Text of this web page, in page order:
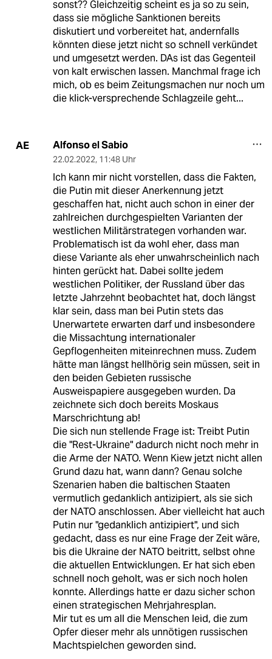
sonst?? Gleichzeitig scheint es ja so zu sein,
dass sie mögliche Sanktionen bereits
diskutiert und vorbereitet hat, andernfalls
könnten diese jetzt nicht so schnell verkündet
und umgesetzt werden. DAs ist das Gegenteil
von kalt erwischen lassen. Manchmal frage ich
mich, ob es beim Zeitungsmachen nur noch um
die klick-versprechende Schlagzeile geht...
AE Alfonso el Sabio
22.02.2022, 11:48 Uhr
Ich kann mir nicht vorstellen, dass die Fakten,
die Putin mit dieser Anerkennung jetzt
geschaffen hat, nicht auch schon in einer der
zahlreichen durchgespielten Varianten der
westlichen Militärstrategen vorhanden war.
Problematisch ist da wohl eher, dass man
diese Variante als eher unwahrscheinlich nach
hinten gerückt hat. Dabei sollte jedem
westlichen Politiker, der Russland über das
letzte Jahrzehnt beobachtet hat, doch längst
klar sein, dass man bei Putin stets das
Unerwartete erwarten darf und insbesondere
die Missachtung internationaler
Gepflogenheiten miteinrechnen muss. Zudem
hätte man längst hellhörig sein müssen, seit in
den beiden Gebieten russische
Ausweispapiere ausgegeben wurden. Da
zeichnete sich doch bereits Moskaus
Marschrichtung ab!
Die sich nun stellende Frage ist: Treibt Putin
die "Rest-Ukraine" dadurch nicht noch mehr in
die Arme der NATO. Wenn Kiew jetzt nicht allen
Grund dazu hat, wann dann? Genau solche
Szenarien haben die baltischen Staaten
vermutlich gedanklich antizipiert, als sie sich
der NATO anschlossen. Aber vielleicht hat auch
Putin nur "gedanklich antizipiert", und sich
gedacht, dass es nur eine Frage der Zeit wäre,
bis die Ukraine der NATO beitritt, selbst ohne
die aktuellen Entwicklungen. Er hat sich eben
schnell noch geholt, was er sich noch holen
konnte. Allerdings hatte er dazu sicher schon
einen strategischen Mehrjahresplan.
Mir tut es um all die Menschen leid, die zum
Opfer dieser mehr als unnötigen russischen
Machtspielchen geworden sind.